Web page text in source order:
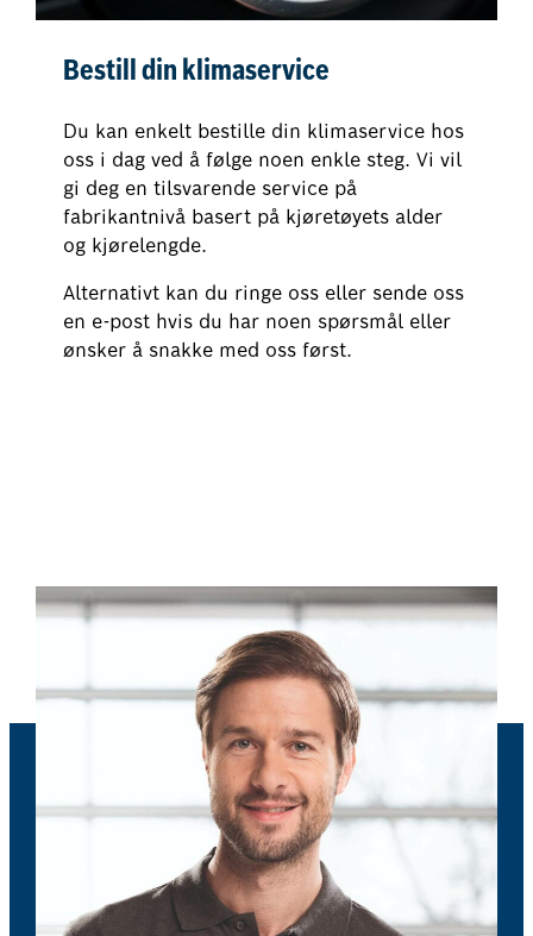
Bestill din klimaservice
Du kan enkelt bestille din klimaservice hos
oss i dag ved å følge noen enkle steg. Vi vil
gi deg en tilsvarende service på
fabrikantnivå basert på kjøretøyets alder
og kjørelengde.
Alternativt kan du ringe oss eller sende oss
en e-post hvis du har noen spørsmål eller
ønsker å snakke med oss først.